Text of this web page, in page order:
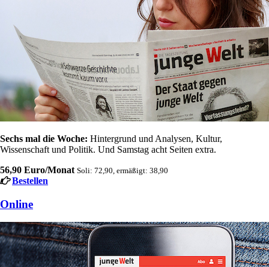
Sechs mal die Woche: Hintergrund und Analysen, Kultur,
Wissenschaft und Politik. Und Samstag acht Seiten extra.
56,90 Euro/Monat Soli: 72,90, ermäßigt: 38,90
Bestellen
Online